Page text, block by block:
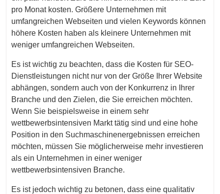
pro Monat kosten. Größere Unternehmen mit
umfangreichen Webseiten und vielen Keywords können
höhere Kosten haben als kleinere Unternehmen mit
weniger umfangreichen Webseiten.
Es ist wichtig zu beachten, dass die Kosten für SEO-
Dienstleistungen nicht nur von der Größe Ihrer Website
abhängen, sondern auch von der Konkurrenz in Ihrer
Branche und den Zielen, die Sie erreichen möchten.
Wenn Sie beispielsweise in einem sehr
wettbewerbsintensiven Markt tätig sind und eine hohe
Position in den Suchmaschinenergebnissen erreichen
möchten, müssen Sie möglicherweise mehr investieren
als ein Unternehmen in einer weniger
wettbewerbsintensiven Branche.
Es ist jedoch wichtig zu betonen, dass eine qualitativ